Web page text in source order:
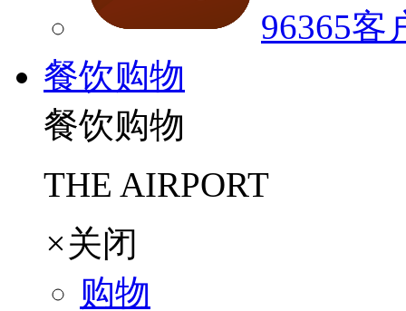
96365客
餐饮购物
餐饮购物
THE AIRPORT
×关闭
购物